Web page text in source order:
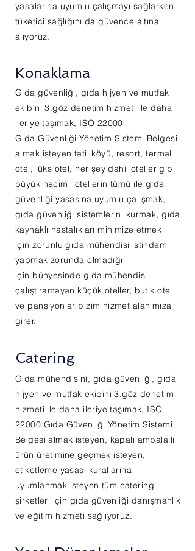
yasalarına uyumlu çalışmayı sağlarken
tüketici sağlığını da güvence altına
alıyoruz.
Konaklama
Gıda güvenliği, gıda hijyen ve mutfak
ekibini 3.göz denetim hizmeti ile daha
ileriye taşımak, ISO 22000
GıdaGüvenliği Yönetim Sistemi Belgesi
almak isteyen tatil köyü, resort, termal
otel, lüks otel, her şey dahil oteller gibi
büyük hacimli otellerin tümü ile gıda
güvenliği yasasına uyumlu çalışmak,
gıda güvenliği sistemlerini kurmak, gıda
kaynaklı hastalıkları minimize etmek
için zorunlu gıda mühendisi istihdamı
yapmak zorunda olmadığı
için bünyesinde gıda mühendisi
çalıştıramayan küçük oteller, butik otel
ve pansiyonlar bizim hizmet alanımıza
girer.
Catering
Gıda mühendisini, gıda güvenliği, gıda
hijyen ve mutfak ekibini 3.göz denetim
hizmeti ile daha ileriye taşımak, ISO
22000 Gıda Güvenliği Yönetim Sistemi
Belgesi almak isteyen, kapalı ambalajlı
ürün üretimine geçmek isteyen,
etiketleme yasası kurallarına
uyumlanmak isteyen tüm catering
şirketleri için gıda güvenliği danışmanlık
ve eğitim hizmeti sağlıyoruz.